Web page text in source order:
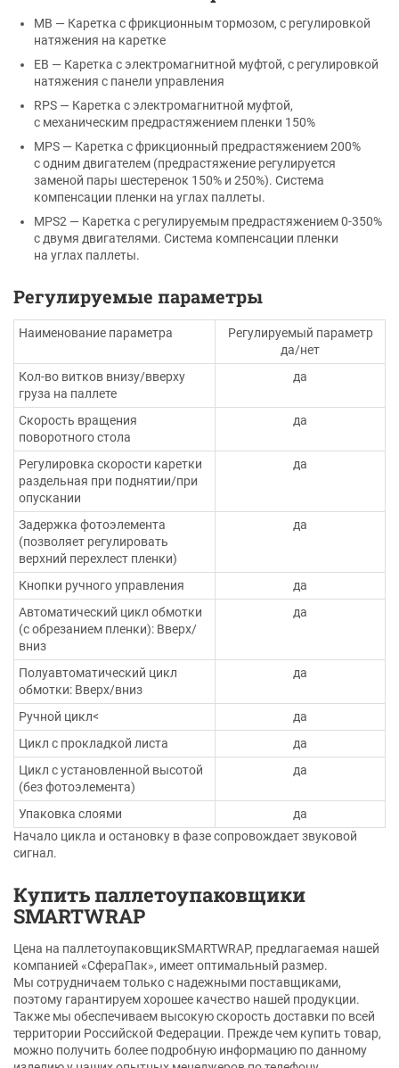
MB — Каретка с фрикционным тормозом, с регулировкой
натяжения на каретке
EB — Каретка с электромагнитной муфтой, с регулировкой
натяжения с панели управления
RPS — Каретка с электромагнитной муфтой,
с механическим предрастяжением пленки 150%
MPS — Каретка с фрикционный предрастяжением 200%
с одним двигателем (предрастяжение регулируется
заменой пары шестеренок 150% и 250%). Система
компенсации пленки на углах паллеты.
MPS2 — Каретка с регулируемым предрастяжением 0-350%
с двумя двигателями. Система компенсации пленки
на углах паллеты.
Регулируемые параметры
Наименование параметра
Регулируемый параметр
да/нет
Кол-во витков внизу/вверху
груза на паллете
да
Скорость вращения
поворотного стола
да
Регулировка скорости каретки
раздельная при поднятии/при
опускании
да
Задержка фотоэлемента
(позволяет регулировать
верхний перехлест пленки)
да
Кнопки ручного управления
да
Автоматический цикл обмотки
(с обрезанием пленки): Вверх/
вниз
да
Полуавтоматический цикл
обмотки: Вверх/вниз
да
Ручной цикл<
да
Цикл с прокладкой листа
да
Цикл с установленной высотой
(без фотоэлемента)
да
Упаковка слоями
да
Начало цикла и остановку в фазе сопровождает звуковой
сигнал.
Купить паллетоупаковщики
SMARTWRAP
Цена на паллетоупаковщикSMARTWRAP, предлагаемая нашей
компанией «СфераПак», имеет оптимальный размер.
Мы сотрудничаем только с надежными поставщиками,
поэтому гарантируем хорошее качество нашей продукции.
Также мы обеспечиваем высокую скорость доставки по всей
территории Российской Федерации. Прежде чем купить товар,
можно получить более подробную информацию по данному